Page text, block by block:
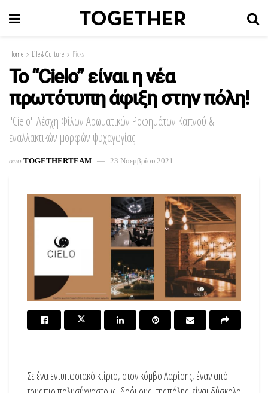
Home Life & Culture Picks
Το “Cielo” είναι η νέα
πρωτότυπη άφιξη στην πόλη!
"Cielo" Λέσχη Φίλων Αρωματικών Ροφημάτων Καπνού &
εναλλακτικών μορφών ψυχαγωγίας
απο TOGETHERTEAM 23 Νοεμβρίου 2021
Σε ένα εντυπωσιακό κτίριο, στον κόμβο Λαρίσης, έναν από